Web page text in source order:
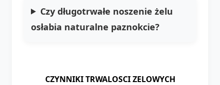
Czy długotrwałe noszenie żelu
osłabia naturalne paznokcie?
CZYNNIKI TRWALOSCI ZELOWYCH